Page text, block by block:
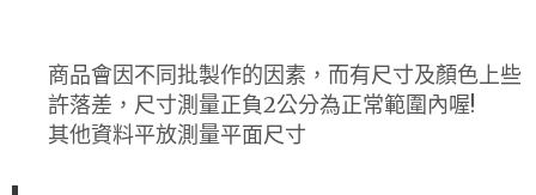
商品會因不同批製作的因素，而有尺寸及顏色上些
許落差，尺寸測量正負2公分為正常範圍內喔!
其他資料平放測量平面尺寸